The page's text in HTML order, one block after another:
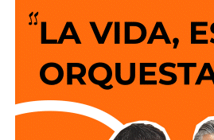
siempre es que el peatón suba y
de horribles estructuras de
sigan a 100 km/h sobre un puente
No soy un experto en ingeniería
pretendo entrar en detalles
hecho, por eso me centro en los